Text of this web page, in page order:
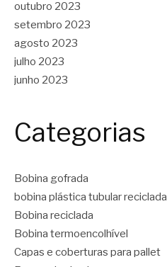
outubro 2023
setembro 2023
agosto 2023
julho 2023
junho 2023
Categorias
Bobina gofrada
bobina plástica tubular reciclada
Bobina reciclada
Bobina termoencolhível
Capas e coberturas para pallet